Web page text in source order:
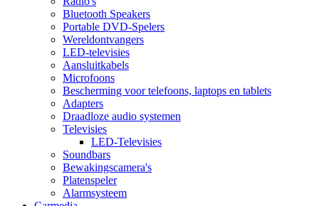
Bluetooth Speakers
Portable DVD-Spelers
Wereldontvangers
LED-televisies
Aansluitkabels
Microfoons
Bescherming voor telefoons, laptops en tablets
Adapters
Draadloze audio systemen
Televisies
LED-Televisies
Soundbars
Bewakingscamera's
Platenspeler
Alarmsysteem